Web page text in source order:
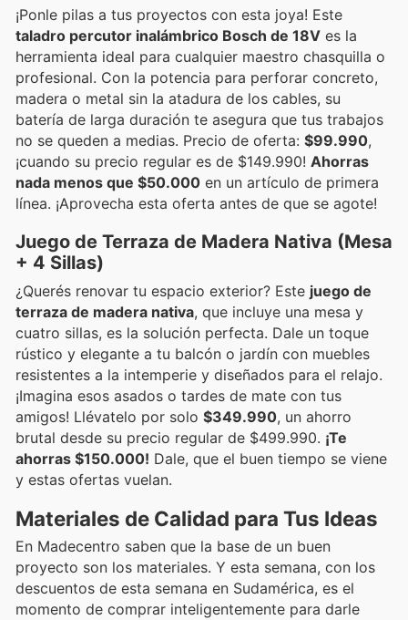
¡Ponle pilas a tus proyectos con esta joya! Este
taladro percutor inalámbrico Bosch de 18V es la
herramienta ideal para cualquier maestro chasquilla o
profesional. Con la potencia para perforar concreto,
madera o metal sin la atadura de los cables, su
batería de larga duración te asegura que tus trabajos
no se queden a medias. Precio de oferta: $99.990,
¡cuando su precio regular es de $149.990! Ahorras
nada menos que $50.000 en un artículo de primera
línea. ¡Aprovecha esta oferta antes de que se agote!
Juego de Terraza de Madera Nativa (Mesa
+ 4 Sillas)
¿Querés renovar tu espacio exterior? Este juego de
terraza de madera nativa, que incluye una mesa y
cuatro sillas, es la solución perfecta. Dale un toque
rústico y elegante a tu balcón o jardín con muebles
resistentes a la intemperie y diseñados para el relajo.
¡Imagina esos asados o tardes de mate con tus
amigos! Llévatelo por solo $349.990, un ahorro
brutal desde su precio regular de $499.990. ¡Te
ahorras $150.000! Dale, que el buen tiempo se viene
y estas ofertas vuelan.
Materiales de Calidad para Tus Ideas
En Madecentro saben que la base de un buen
proyecto son los materiales. Y esta semana, con los
descuentos de esta semana en Sudamérica, es el
momento de comprar inteligentemente para darle